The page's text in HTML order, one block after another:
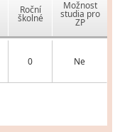
Roční
školné
Možnost
studia pro
ZP
0 Ne